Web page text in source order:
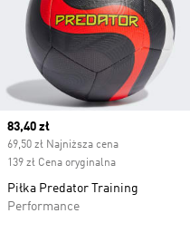
Current price
83,40 zł
69,50 zł Najniższa cena
139 zł Cena oryginalna
Piłka Predator Training
Performance